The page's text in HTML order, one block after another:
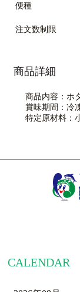
便種
注文数制限
商品詳細
商品内容：ホ
賞味期間：冷
特定原材料：
CALENDAR